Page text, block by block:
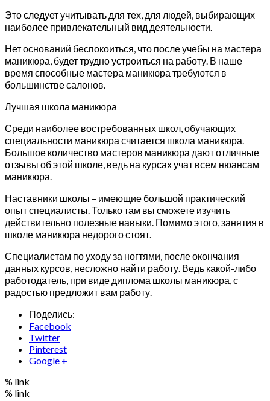
Это следует учитывать для тех, для людей, выбирающих
наиболее привлекательный вид деятельности.
Нет оснований беспокоиться, что после учебы на мастера
маникюра, будет трудно устроиться на работу. В наше
время способные мастера маникюра требуются в
большинстве салонов.
Лучшая школа маникюра
Среди наиболее востребованных школ, обучающих
специальности маникюра считается школа маникюра.
Большое количество мастеров маникюра дают отличные
отзывы об этой школе, ведь на курсах учат всем нюансам
маникюра.
Наставники школы – имеющие большой практический
опыт специалисты. Только там вы сможете изучить
действительно полезные навыки. Помимо этого, занятия в
школе маникюра недорого стоят.
Специалистам по уходу за ногтями, после окончания
данных курсов, несложно найти работу. Ведь какой-либо
работодатель, при виде диплома школы маникюра, с
радостью предложит вам работу.
Поделись:
Facebook
Twitter
Pinterest
Google +
% link
% link